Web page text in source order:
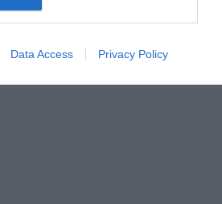
Data Access Privacy Policy